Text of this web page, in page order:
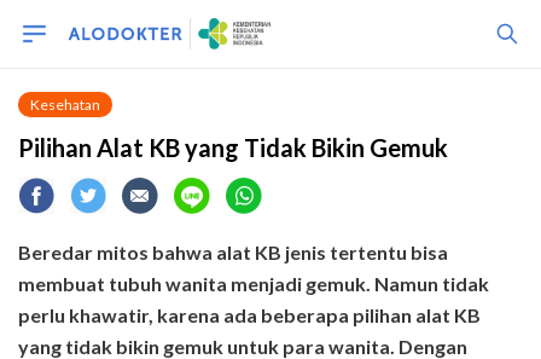
Kesehatan
Pilihan Alat KB yang Tidak Bikin Gemuk
Beredar mitos bahwa alat KB jenis tertentu bisa
membuat tubuh wanita menjadi gemuk. Namun tidak
perlu khawatir, karena ada beberapa pilihan alat KB
yang tidak bikin gemuk untuk para wanita. Dengan